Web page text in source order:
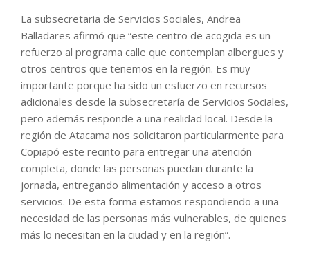
La subsecretaria de Servicios Sociales, Andrea
Balladares afirmó que “este centro de acogida es un
refuerzo al programa calle que contemplan albergues y
otros centros que tenemos en la región. Es muy
importante porque ha sido un esfuerzo en recursos
adicionales desde la subsecretaría de Servicios Sociales,
pero además responde a una realidad local. Desde la
región de Atacama nos solicitaron particularmente para
Copiapó este recinto para entregar una atención
completa, donde las personas puedan durante la
jornada, entregando alimentación y acceso a otros
servicios. De esta forma estamos respondiendo a una
necesidad de las personas más vulnerables, de quienes
más lo necesitan en la ciudad y en la región”.